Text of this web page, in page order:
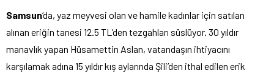
Samsun‘da, yaz meyvesi olan ve hamile kadınlar için satılan
alınan eriğin tanesi 12.5 TL’den tezgahları süslüyor. 30 yıldır
manavlık yapan Hüsamettin Aslan, vatandaşın ihtiyacını
karşılamak adına 15 yıldır kış aylarında Şili’den ithal edilen erik